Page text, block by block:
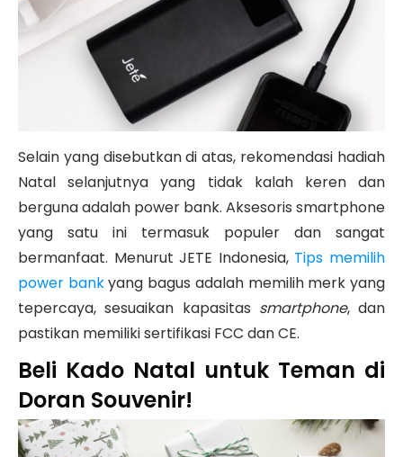
Selain yang disebutkan di atas, rekomendasi hadiah
Natal selanjutnya yang tidak kalah keren dan
berguna adalah power bank. Aksesoris smartphone
yang satu ini termasuk populer dan sangat
bermanfaat. Menurut JETE Indonesia, Tips memilih
power bankyang bagus adalah memilih merk yang
tepercaya, sesuaikan kapasitas smartphone, dan
pastikan memiliki sertifikasi FCC dan CE.
Beli Kado Natal untuk Teman di
Doran Souvenir!